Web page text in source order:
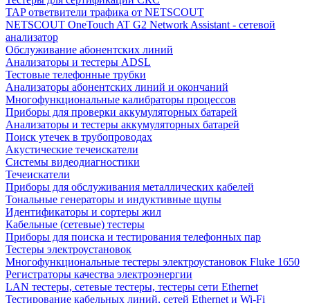
TAP ответвители трафика от NETSCOUT
NETSCOUT OneTouch AT G2 Network Assistant - сетевой
анализатор
Обслуживание абонентских линий
Анализаторы и тестеры ADSL
Тестовые телефонные трубки
Анализаторы абонентских линий и окончаний
Многофункциональные калибраторы процессов
Приборы для проверки аккумуляторных батарей
Анализаторы и тестеры аккумуляторных батарей
Поиск утечек в трубопроводах
Акустические течеискатели
Системы видеодиагностики
Течеискатели
Приборы для обслуживания металлических кабелей
Тональные генераторы и индуктивные щупы
Идентификаторы и сортеры жил
Кабельные (сетевые) тестеры
Приборы для поиска и тестирования телефонных пар
Тестеры электроустановок
Многофункциональные тестеры электроустановок Fluke 1650
Регистраторы качества электроэнергии
LAN тестеры, сетевые тестеры, тестеры сети Ethernet
Тестирование кабельных линий, сетей Ethernet и Wi-Fi